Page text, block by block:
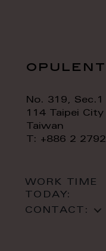
No. 319,
114 Taipei City
Taiwan
T: +886 2
WORK TIME
TODAY:
CONTACT: